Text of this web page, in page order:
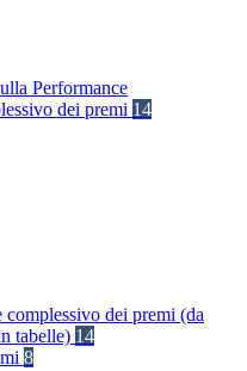
Performance
dei premi 14
complessivo dei premi (da
tabelle) 14
8